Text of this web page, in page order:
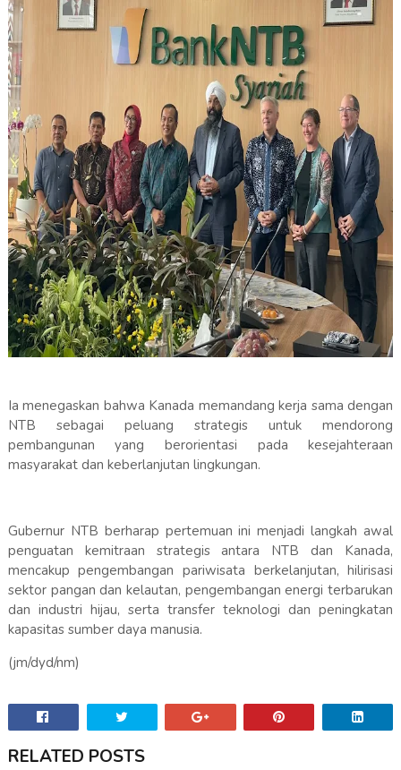
Ia menegaskan bahwa Kanada memandang kerja sama dengan
NTB sebagai peluang strategis untuk mendorong
pembangunan yang berorientasi pada kesejahteraan
masyarakat dan keberlanjutan lingkungan.
Gubernur NTB berharap pertemuan ini menjadi langkah awal
penguatan kemitraan strategis antara NTB dan Kanada,
mencakup pengembangan pariwisata berkelanjutan, hilirisasi
sektor pangan dan kelautan, pengembangan energi terbarukan
dan industri hijau, serta transfer teknologi dan peningkatan
kapasitas sumber daya manusia.
(jm/dyd/nm)
RELATED POSTS